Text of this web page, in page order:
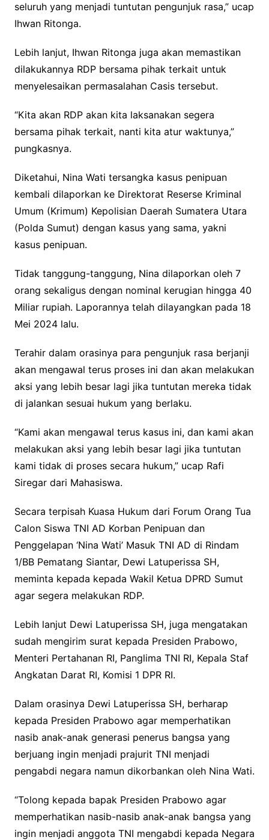
seluruh yang menjadi tuntutan pengunjuk rasa,” ucap
Ihwan Ritonga.
Lebih lanjut, Ihwan Ritonga juga akan memastikan
dilakukannya RDP bersama pihak terkait untuk
menyelesaikan permasalahan Casis tersebut.
“Kita akan RDP akan kita laksanakan segera
bersama pihak terkait, nanti kita atur waktunya,”
pungkasnya.
Diketahui, Nina Wati tersangka kasus penipuan
kembali dilaporkan ke Direktorat Reserse Kriminal
Umum (Krimum) Kepolisian Daerah Sumatera Utara
(Polda Sumut) dengan kasus yang sama, yakni
kasus penipuan.
Tidak tanggung-tanggung, Nina dilaporkan oleh 7
orang sekaligus dengan nominal kerugian hingga 40
Miliar rupiah. Laporannya telah dilayangkan pada 18
Mei 2024 lalu.
Terahir dalam orasinya para pengunjuk rasa berjanji
akan mengawal terus proses ini dan akan melakukan
aksi yang lebih besar lagi jika tuntutan mereka tidak
di jalankan sesuai hukum yang berlaku.
“Kami akan mengawal terus kasus ini, dan kami akan
melakukan aksi yang lebih besar lagi jika tuntutan
kami tidak di proses secara hukum,” ucap Rafi
Siregar dari Mahasiswa.
Secara terpisah Kuasa Hukum dari Forum Orang Tua
Calon Siswa TNI AD Korban Penipuan dan
Penggelapan ‘Nina Wati’ Masuk TNI AD di Rindam
1/BB Pematang Siantar, Dewi Latuperissa SH,
meminta kepada kepada Wakil Ketua DPRD Sumut
agar segera melakukan RDP.
Lebih lanjut Dewi Latuperissa SH, juga mengatakan
sudah mengirim surat kepada Presiden Prabowo,
Menteri Pertahanan RI, Panglima TNI RI, Kepala Staf
Angkatan Darat RI, Komisi 1 DPR RI.
Dalam orasinya Dewi Latuperissa SH, berharap
kepada Presiden Prabowo agar memperhatikan
nasib anak-anak generasi penerus bangsa yang
berjuang ingin menjadi prajurit TNI menjadi
pengabdi negara namun dikorbankan oleh Nina Wati.
“Tolong kepada bapak Presiden Prabowo agar
memperhatikan nasib-nasib anak-anak bangsa yang
ingin menjadi anggota TNI mengabdi kepada Negara